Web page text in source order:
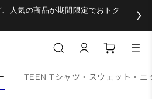
人気の商品が期間限定でおトク
TEEN Tシャツ・スウェット・ニ